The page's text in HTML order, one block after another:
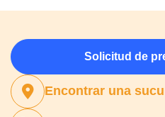
Solicitud de
Encontrar una